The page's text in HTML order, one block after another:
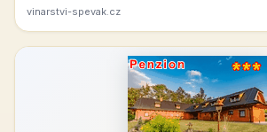
vinarstvi-spevak.cz